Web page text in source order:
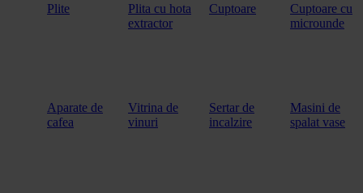
Plite
Plita cu hota
extractor
Cuptoare
Cuptoare cu
microunde
Aparate de
cafea
Vitrina de
vinuri
Sertar de
incalzire
Masini de
spalat vase